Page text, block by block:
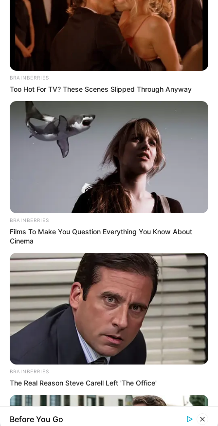
BRAINBERRIES
Too Hot For TV? These Scenes Slipped Through Anyway
BRAINBERRIES
Films To Make You Question Everything You Know About
Cinema
BRAINBERRIES
The Real Reason Steve Carell Left 'The Office'
Before You Go